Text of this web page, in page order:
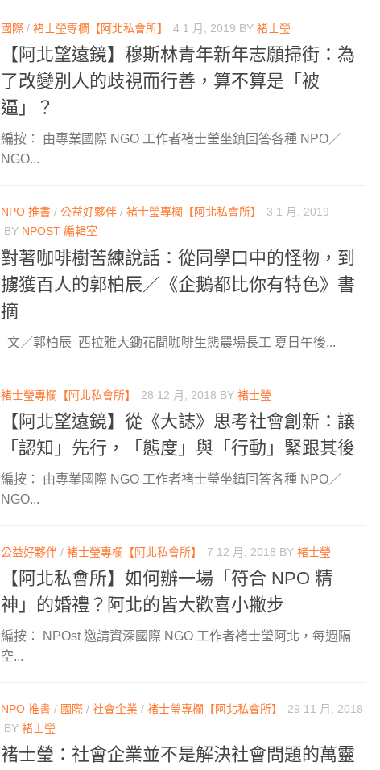
國際 / 褚士瑩專欄【阿北私會所】 4 1 月, 2019 BY 褚士瑩
【阿北望遠鏡】穆斯林青年新年志願掃街：為
了改變別人的歧視而行善，算不算是「被
逼」？
編按： 由專業國際 NGO 工作者褚士瑩坐鎮回答各種 NPO／
NGO...
NPO 推書 / 公益好夥伴 / 褚士瑩專欄【阿北私會所】
3 1 月, 2019
BY NPOST 編輯室
對著咖啡樹苦練說話：從同學口中的怪物，到
擄獲百人的郭柏辰／《企鵝都比你有特色》書
摘
文／郭柏辰 西拉雅大鋤花間咖啡生態農場長工 夏日午後...
褚士瑩專欄【阿北私會所】 28 12 月, 2018 BY 褚士瑩
【阿北望遠鏡】從《大誌》思考社會創新：讓
「認知」先行，「態度」與「行動」緊跟其後
編按： 由專業國際 NGO 工作者褚士瑩坐鎮回答各種 NPO／
NGO...
公益好夥伴 / 褚士瑩專欄【阿北私會所】 7 12 月, 2018 BY 褚士瑩
【阿北私會所】如何辦一場「符合 NPO 精
神」的婚禮？阿北的皆大歡喜小撇步
編按： NPOst 邀請資深國際 NGO 工作者褚士瑩阿北，每週隔
空...
NPO 推書 / 國際 / 社會企業 / 褚士瑩專欄【阿北私會所】
29 11 月, 2018
BY 褚士瑩
褚士瑩：社會企業並不是解決社會問題的萬靈